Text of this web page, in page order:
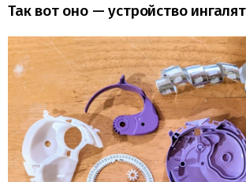
Так вот оно — устройство